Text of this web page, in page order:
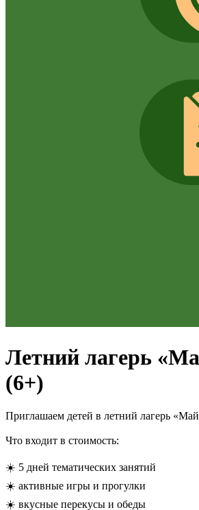
Летний лагерь
(6+)
Приглашаем детей в летний лагерь
Что входит в стоимость:
☀️ 5 дней тематических занятий
☀️ активные игры и прогулки
☀️ вкусные перекусы и обеды